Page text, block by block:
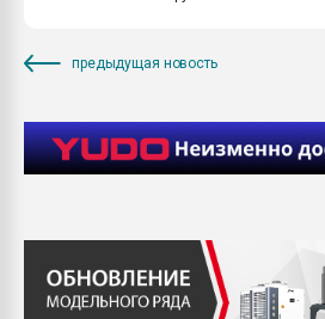
предыдущая новость